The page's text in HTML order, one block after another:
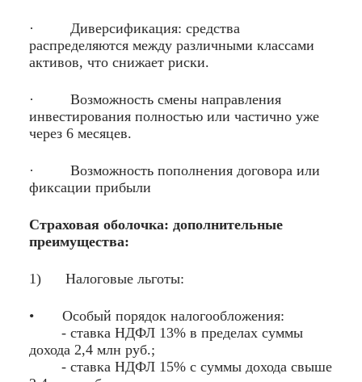
· Диверсификация: средства
распределяются между различными классами
активов, что снижает риски.
· Возможность смены направления
инвестирования полностью или частично уже
через 6 месяцев.
· Возможность пополнения договора или
фиксации прибыли
Страховая оболочка: дополнительные
преимущества:
1) Налоговые льготы:
• Особый порядок налогообложения:
- ставка НДФЛ 13% в пределах суммы
дохода 2,4 млн руб.;
- ставка НДФЛ 15% с суммы дохода свыше